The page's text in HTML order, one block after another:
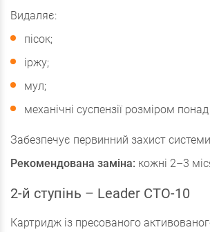
Видаляє:
пісок;
іржу;
мул;
механічні суспензії розміром
Забезпечує первинний захист
Рекомендована заміна: кожні 2–3
2-й ступінь – Leader CTO-10
Картридж із пресованого